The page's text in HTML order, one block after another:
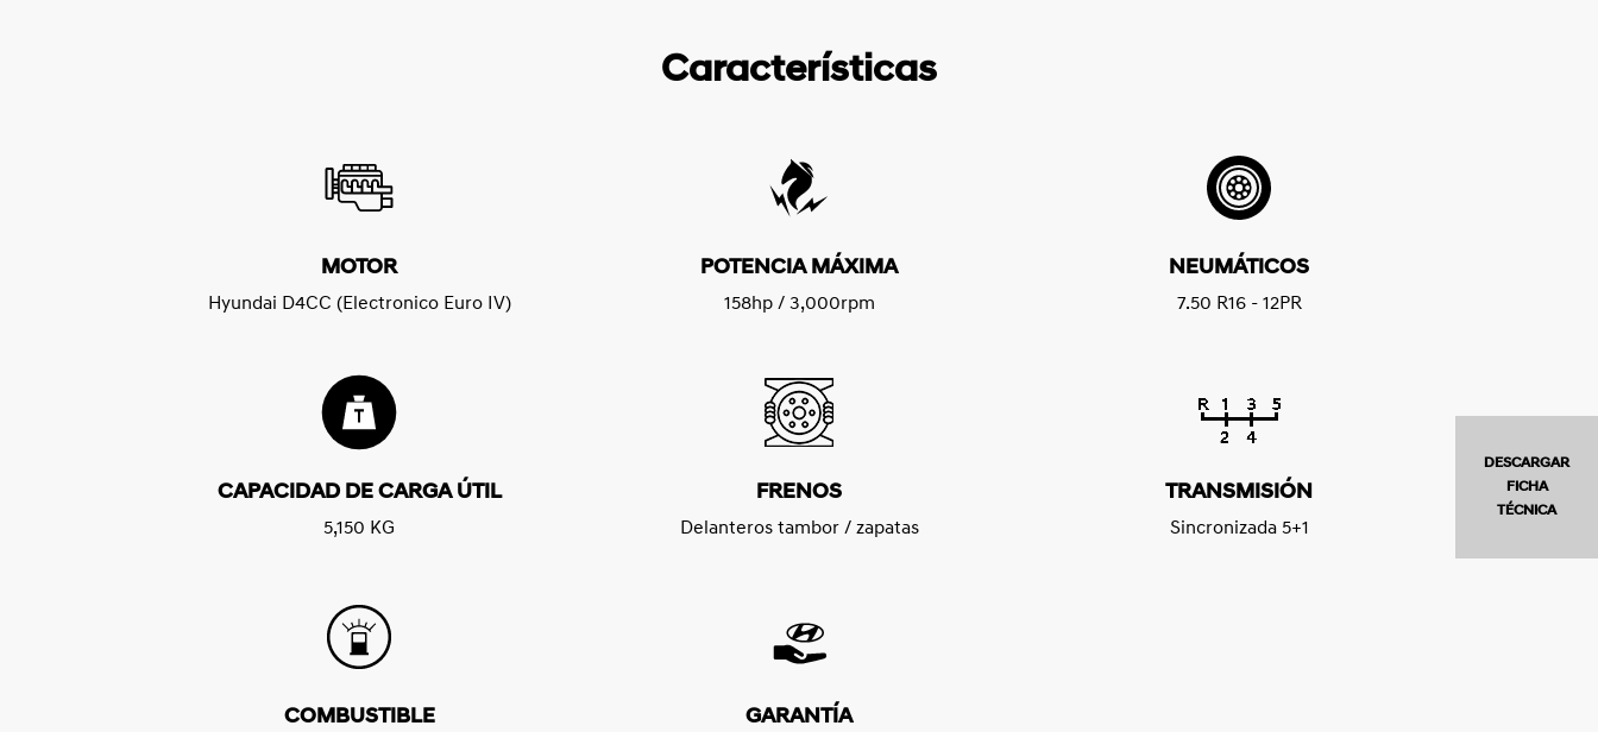
DESCARGAR
FICHA
TÉCNICA
Características
MOTOR
Hyundai D4CC (Electronico Euro IV)
POTENCIA MÁXIMA
158hp / 3,000rpm
NEUMÁTICOS
7.50 R16 - 12PR
CAPACIDAD DE CARGA ÚTIL
5,150 KG
FRENOS
Delanteros tambor / zapatas
TRANSMISIÓN
Sincronizada 5+1
COMBUSTIBLE GARANTÍA